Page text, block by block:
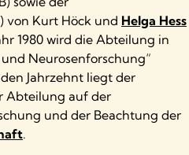
von Kurt Höck und Helga Hess
1980 wird die Abteilung in
Neurosenforschung“
Jahrzehnt liegt der
Abteilung auf der
und der Beachtung der
.